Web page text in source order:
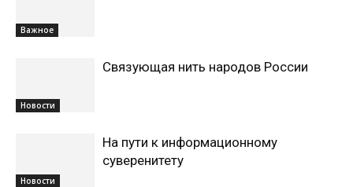
Важное
Новости
Связующая нить народов России
Новости
На пути к информационному
суверенитету